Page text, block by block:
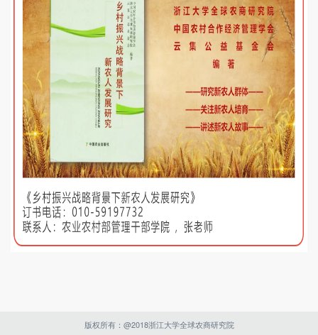
版权所有：@2018浙江大学全球农商研究院